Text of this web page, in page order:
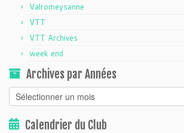
Valromeysanne
VTT
VTT Archives
week end
Archives par Années
Archives
par
AnnéesCalendrier du Club